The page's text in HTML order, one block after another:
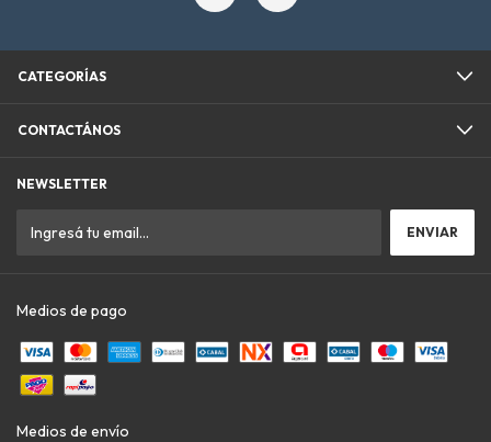
CATEGORÍAS
CONTACTÁNOS
NEWSLETTER
Medios de pago
Medios de envío